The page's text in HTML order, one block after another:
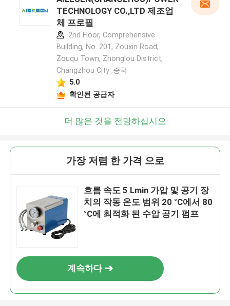
TECHNOLOGY CO.,LTD 제조업
체 프로필
2nd Floor, Comprehensive
Building, No. 201, Zouxin Road,
Zouqu Town, Zhonglou District,
Changzhou City ,중국
5.0
확인된 공급자
더 많은 것을 전망하십시오
가장 저렴 한 가격 으로
흐름 속도 5 Lmin 가압 및 공기 장
치의 작동 온도 범위 20 °C에서 80
°C에 최적화 된 수압 공기 펌프
계속하다